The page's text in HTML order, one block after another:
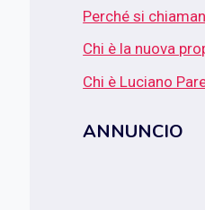
Perché si
Chi è la nuova
Chi è Luciano
ANNUNCIO